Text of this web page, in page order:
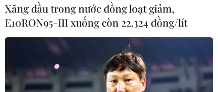
rõ nợ xấu nằm ở đâu. Chúng tôi hy vọng sẽ giải
quyết được khoảng từ 60.000-100.000 tỷ đồng nợ
xấu nếu công ty này đi vào hoạt động,” ông
Nghĩa cho hay.
Cùng với đó, việc tái cấu trúc các
tổ chức tín dụng cũng đang được Ngân hàng
Nhà nước đẩy mạnh, trên cơ sở thanh tra và
mời các tổ chức kiểm toán độc lập đánh giá
Xăng dầu trong nước đồng loạt giảm,
E10RON95-III xuống còn 22.324 đồng/lít